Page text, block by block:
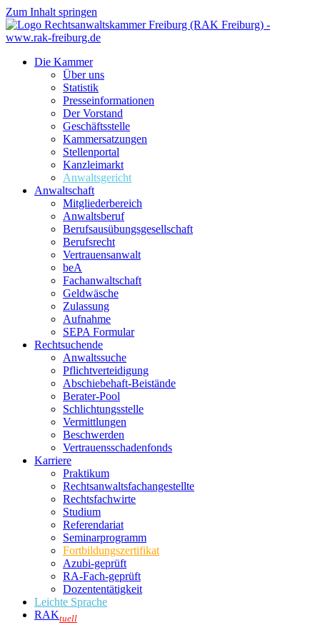
Zum Inhalt springen
Die Kammer
Über uns
Statistik
Presseinformationen
Der Vorstand
Geschäftsstelle
Kammersatzungen
Stellenportal
Kanzleimarkt
Anwaltsgericht
Anwaltschaft
Mitgliederbereich
Anwaltsberuf
Berufsausübungs­gesellschaft
Berufsrecht
Vertrauensanwalt
beA
Fachanwaltschaft
Geldwäsche
Zulassung
Aufnahme
SEPA Formular
Rechtsuchende
Anwaltssuche
Pflichtverteidigung
Abschiebehaft-Beistände
Berater-Pool
Schlichtungsstelle
Vermittlungen
Beschwerden
Vertrauensschadenfonds
Karriere
Praktikum
Rechtsanwalts­fachangestellte
Rechtsfachwirte
Studium
Referendariat
Seminarprogramm
Fortbildungszertifikat
Azubi-geprüft
RA-Fach-geprüft
Dozententätigkeit
Leichte Sprache
RAKtuell